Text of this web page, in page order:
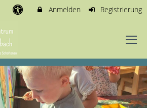
Anmelden Registrierung